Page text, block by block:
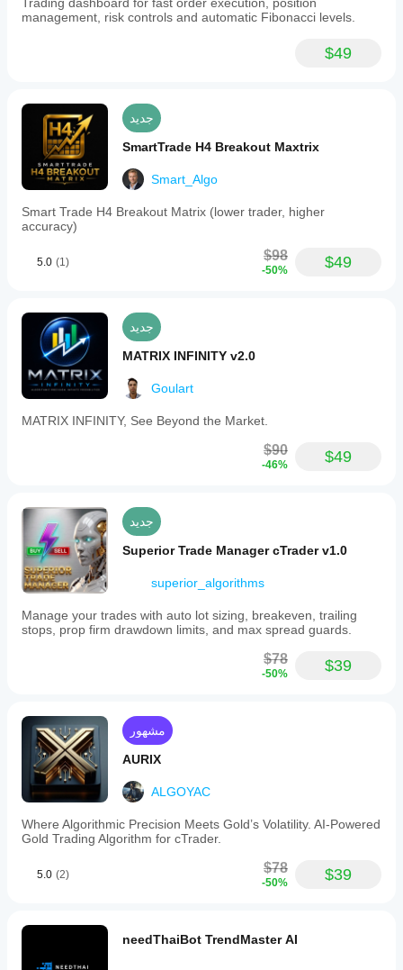
management, risk controls and automatic Fibonacci levels.
$49
جديد
SmartTrade H4 Breakout Maxtrix
Smart_Algo
Smart Trade H4 Breakout Matrix (lower trader, higher
accuracy)
5.0 (1) $98
-50% $49
جديد
MATRIX INFINITY v2.0
Goulart
MATRIX INFINITY, See Beyond the Market.
$90
-46% $49
جديد
Superior Trade Manager cTrader v1.0
superior_algorithms
Manage your trades with auto lot sizing, breakeven, trailing
stops, prop firm drawdown limits, and max spread guards.
$78
-50% $39
مشهور
AURIX
ALGOYAC
Where Algorithmic Precision Meets Gold’s Volatility. AI-Powered
Gold Trading Algorithm for cTrader.
5.0 (2) $78
-50% $39
needThaiBot TrendMaster AI